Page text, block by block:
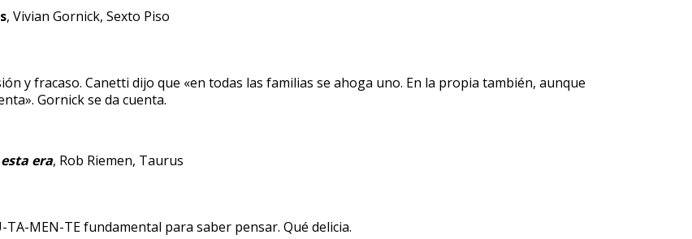
, Vivian Gornick, Sexto Piso
y fracaso. Canetti dijo que «en todas las familias se ahoga uno. En la propia también, aunque
Gornick se da cuenta.
era, Rob Riemen, Taurus
TA-MEN-TE fundamental para saber pensar. Qué delicia.